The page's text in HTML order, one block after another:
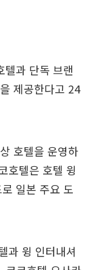
텔과 단독 브랜
제공한다고 24
호텔을 운영하
호텔은 호텔 윙
일본 주요 도
과 윙 인터내셔